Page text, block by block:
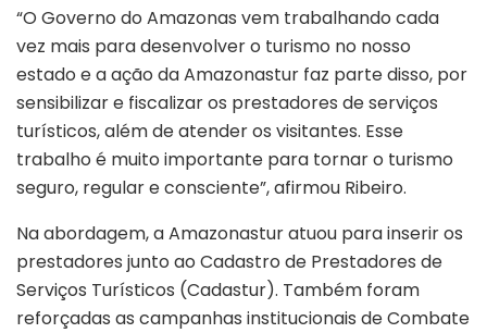
“O Governo do Amazonas vem trabalhando cada
vez mais para desenvolver o turismo no nosso
estado e a ação da Amazonastur faz parte disso, por
sensibilizar e fiscalizar os prestadores de serviços
turísticos, além de atender os visitantes. Esse
trabalho é muito importante para tornar o turismo
seguro, regular e consciente”, afirmou Ribeiro.
Na abordagem, a Amazonastur atuou para inserir os
prestadores junto ao Cadastro de Prestadores de
Serviços Turísticos (Cadastur). Também foram
reforçadas as campanhas institucionais de Combate